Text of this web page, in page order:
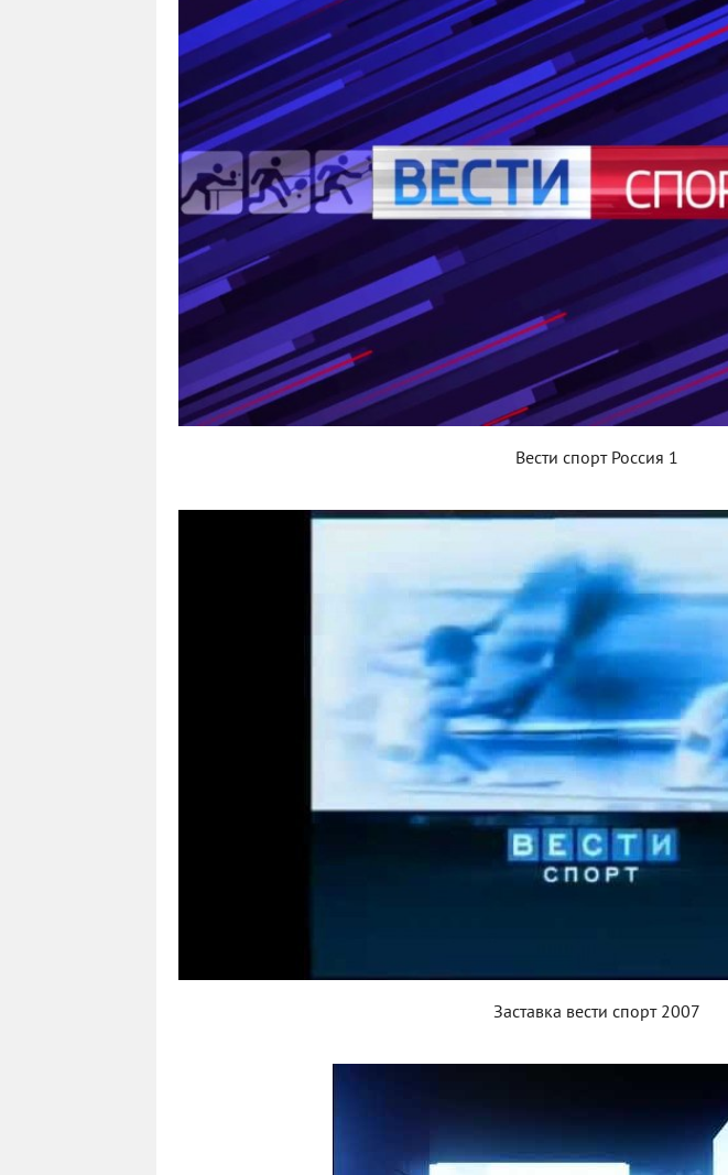
Вести спорт Россия 1
Заставка вести спорт 2007